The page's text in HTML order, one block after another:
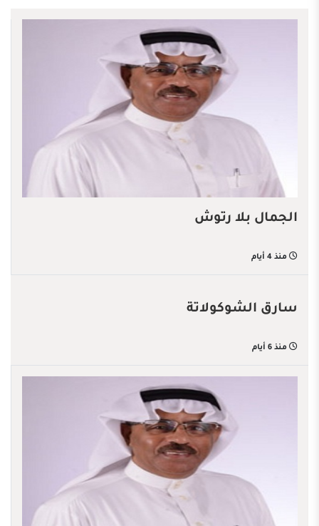
الجمال بلا رتوش
منذ 4 أيام
سارق الشوكولاتة
منذ 6 أيام